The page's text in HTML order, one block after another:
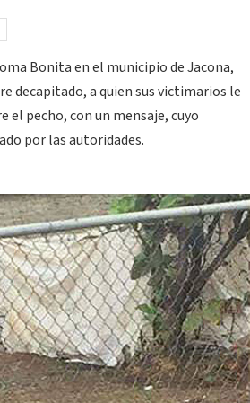
Bonita en el municipio de Jacona,
decapitado, a quien sus victimarios le
el pecho, con un mensaje, cuyo
por las autoridades.